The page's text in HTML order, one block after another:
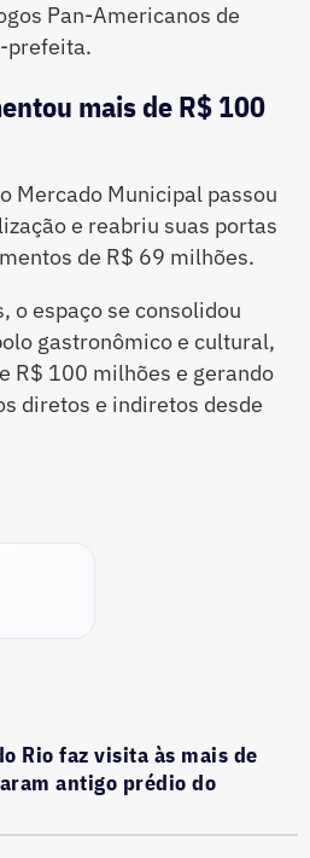
Pan-Americanos de
prefeita.
mais de R$ 100
Mercado Municipal passou
e reabriu suas portas
de R$ 69 milhões.
o espaço se consolidou
gastronômico e cultural,
R$ 100 milhões e gerando
diretos e indiretos desde
Rio faz visita às mais de
antigo prédio do